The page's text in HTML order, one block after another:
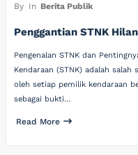
By In Berita Publik
Penggantian STNK
Pengenalan STNK dan
Kendaraan (STNK) adalah
oleh setiap pemilik kendaraan
sebagai bukti…
Read More